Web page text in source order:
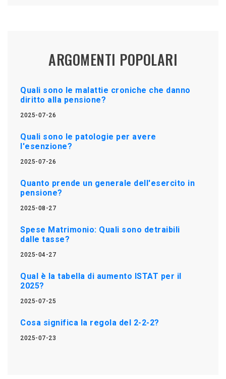
ARGOMENTI POPOLARI
Quali sono le malattie croniche che danno
diritto alla pensione?
2025-07-26
Quali sono le patologie per avere
l'esenzione?
2025-07-26
Quanto prende un generale dell'esercito in
pensione?
2025-08-27
Spese Matrimonio: Quali sono detraibili
dalle tasse?
2025-04-27
Qual è la tabella di aumento ISTAT per il
2025?
2025-07-25
Cosa significa la regola del 2-2-2?
2025-07-23